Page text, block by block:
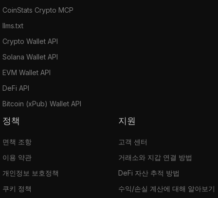
CoinStats Crypto MCP
llms.txt
Crypto Wallet API
Solana Wallet API
EVM Wallet API
DeFi API
Bitcoin (xPub) Wallet API
정책
면책 조항
이용 약관
개인정보 보호정책
쿠키 정책
지원
고객 센터
거래소와 지갑 연결 방법
DeFi 자산 추적 방법
수익/손실 계산에 대해 알아보기